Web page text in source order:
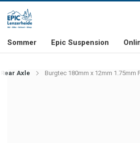
& FREERIDE-SPEZIALIST SCHWEIZER FIRMA
Sommer Epic Suspension
Axle Burgtec 180mm x 12mm 1.75mm